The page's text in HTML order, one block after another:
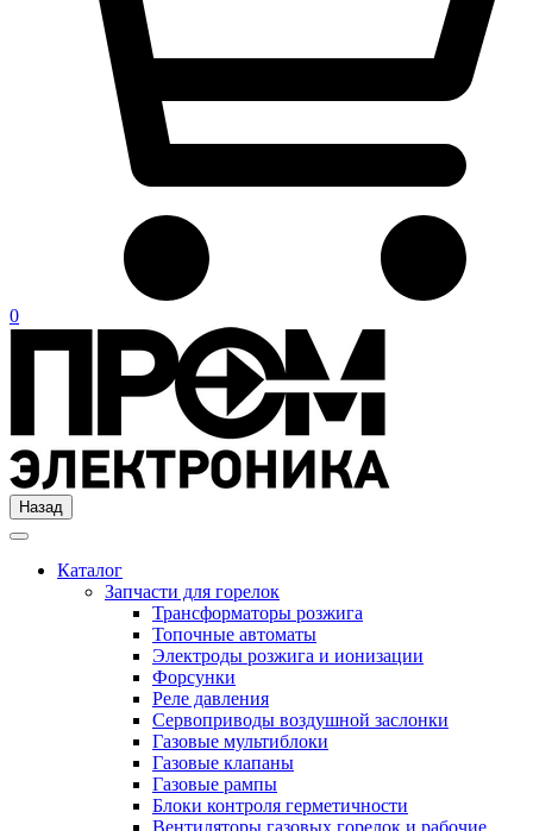
0
Назад
Каталог
Запчасти для горелок
Трансформаторы розжига
Топочные автоматы
Электроды розжига и ионизации
Форсунки
Реле давления
Сервоприводы воздушной заслонки
Газовые мультиблоки
Газовые клапаны
Газовые рампы
Блоки контроля герметичности
Вентиляторы газовых горелок и рабочие